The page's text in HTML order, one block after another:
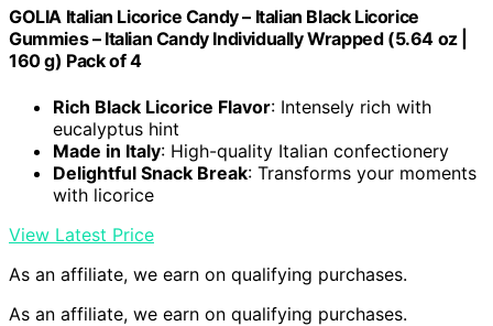
GOLIA Italian Licorice Candy – Italian Black Licorice
Gummies – Italian Candy Individually Wrapped (5.64 oz |
160 g) Pack of 4
Rich Black Licorice Flavor: Intensely rich with
eucalyptus hint
Made in Italy: High-quality Italian confectionery
Delightful Snack Break: Transforms your moments
with licorice
View Latest Price
As an affiliate, we earn on qualifying purchases.
As an affiliate, we earn on qualifying purchases.